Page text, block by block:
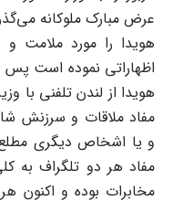
عرض مبارک ملوکانه
هویدا را مورد ملامت
اظهاراتى نموده است پس
هویدا از لندن تلفنى با
مفاد ملاقات و سرزنش
و یا اشخاص دیگرى
مفاد هر دو تلگراف به
مخابرات بوده و اکنون